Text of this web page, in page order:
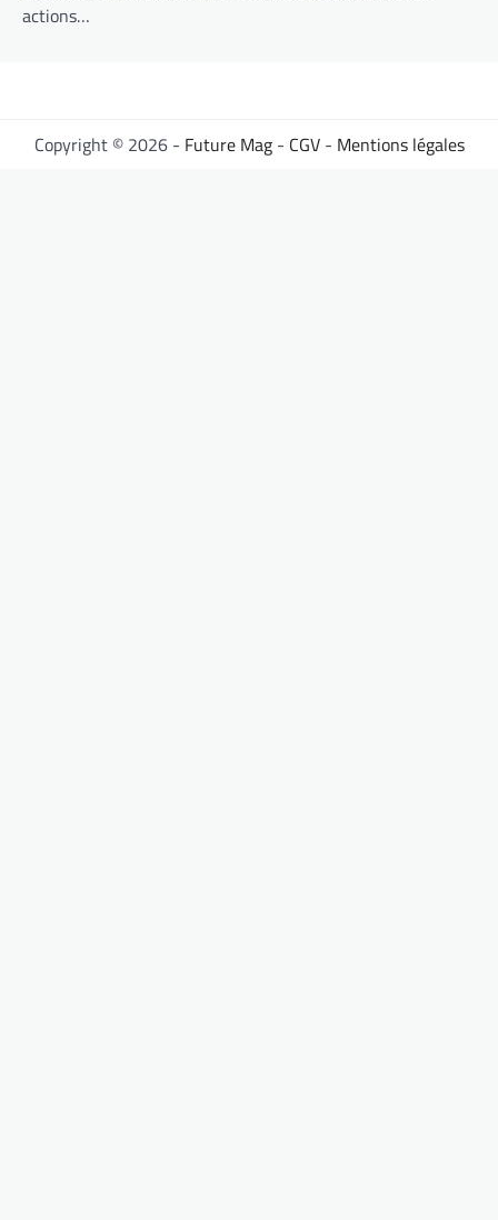
actions…
Copyright © 2026 - Future Mag- CGV- Mentions légales